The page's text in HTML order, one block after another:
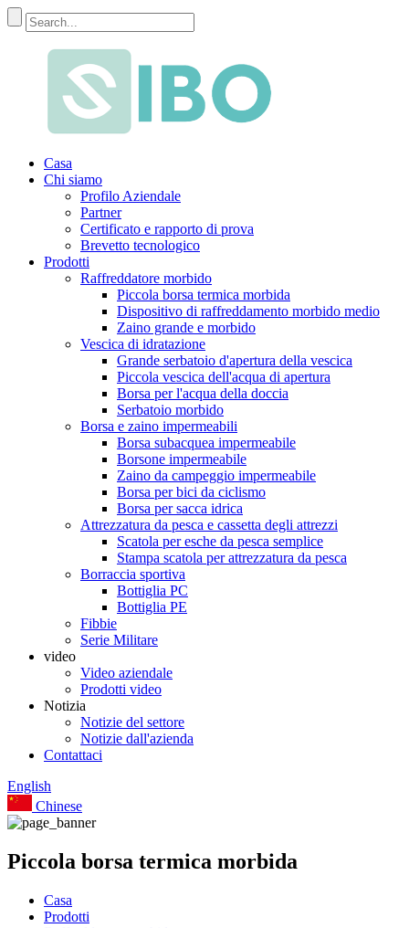
Casa
Chi siamo
Profilo Aziendale
Partner
Certificato e rapporto di prova
Brevetto tecnologico
Prodotti
Raffreddatore morbido
Piccola borsa termica morbida
Dispositivo di raffreddamento morbido medio
Zaino grande e morbido
Vescica di idratazione
Grande serbatoio d'apertura della vescica
Piccola vescica dell'acqua di apertura
Borsa per l'acqua della doccia
Serbatoio morbido
Borsa e zaino impermeabili
Borsa subacquea impermeabile
Borsone impermeabile
Zaino da campeggio impermeabile
Borsa per bici da ciclismo
Borsa per sacca idrica
Attrezzatura da pesca e cassetta degli attrezzi
Scatola per esche da pesca semplice
Stampa scatola per attrezzatura da pesca
Borraccia sportiva
Bottiglia PC
Bottiglia PE
Fibbie
Serie Militare
video
Video aziendale
Prodotti video
Notizia
Notizie del settore
Notizie dall'azienda
Contattaci
English
Chinese
Piccola borsa termica morbida
Casa
Prodotti